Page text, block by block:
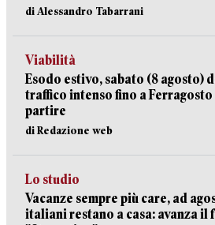
di Alessandro Tabarrani
Viabilità
Esodo estivo, sabato (8 agosto)
traffico intenso fino a
partire
di Redazione web
Lo studio
Vacanze sempre più care, ad
italiani restano a casa: avanza il